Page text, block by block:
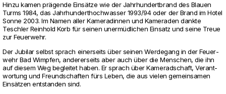
Hinzu kamen prägende Einsätze wie der Jahr­hun­dert­brand des Blauen
Turms 1984, das Jahr­hun­dert­hoch­wasser 1993/94 oder der Brand im Hotel
Sonne 2003. Im Namen aller Kame­ra­dinnen und Kame­raden dankte
Teschler Rein­hold Korb für seinen unermüdli­chen Ein­satz und seine Treue
zur Feu­er­wehr.
Der Jubilar selbst sprach einer­seits über seinen Wer­de­gang in der Feu­er­
wehr Bad Wimpfen, ande­rer­seits aber auch über die Men­schen, die ihn
auf diesem Weg begleitet haben. Er sprach über Kame­rad­schaft, Ver­ant­
wor­tung und Freund­schaften fürs Leben, die aus vielen gemein­samen
Einsätzen ent­standen sind.